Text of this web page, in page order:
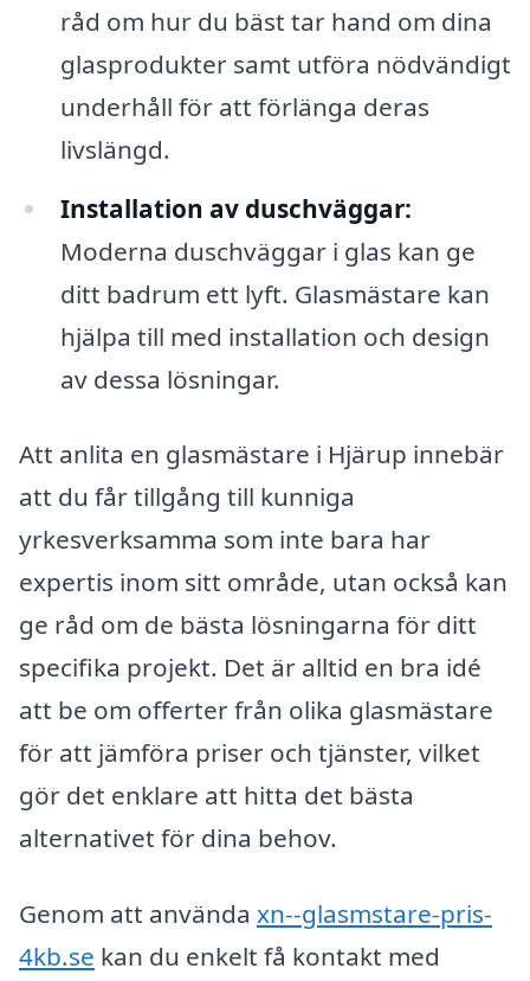
råd om hur du bäst tar hand om dina
glasprodukter samt utföra nödvändigt
underhåll för att förlänga deras
livslängd.
Installation av duschväggar:
Moderna duschväggar i glas kan ge
ditt badrum ett lyft. Glasmästare kan
hjälpa till med installation och design
av dessa lösningar.
Att anlita en glasmästare i Hjärup innebär
att du får tillgång till kunniga
yrkesverksamma som inte bara har
expertis inom sitt område, utan också kan
ge råd om de bästa lösningarna för ditt
specifika projekt. Det är alltid en bra idé
att be om offerter från olika glasmästare
för att jämföra priser och tjänster, vilket
gör det enklare att hitta det bästa
alternativet för dina behov.
Genom att använda xn--glasmstare-pris-
4kb.se kan du enkelt få kontakt med